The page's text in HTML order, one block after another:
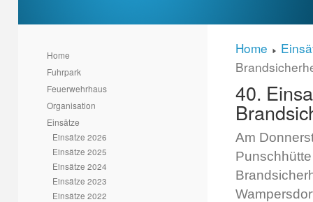
Home
Fuhrpark
Feuerwehrhaus
Organisation
Einsätze
Einsätze 2026
Einsätze 2025
Einsätze 2024
Einsätze 2023
Einsätze 2022
Home
40.
Am